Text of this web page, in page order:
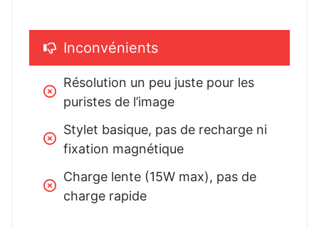
Inconvénients
Résolution un peu juste pour les
puristes de l’image
Stylet basique, pas de recharge ni
fixation magnétique
Charge lente (15W max), pas de
charge rapide